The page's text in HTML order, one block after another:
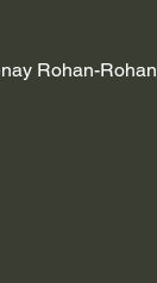
Rohan-Rohan